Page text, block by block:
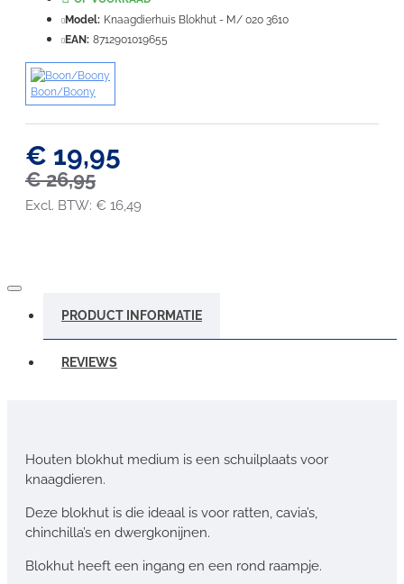
Slecht Goed
€ 19,95
€ 26,95
Excl. BTW: € 16,49
Model: Knaagdierhuis Blokhut - M/ 020 3610
EAN: 8712901019655
Boon/Boony
PRODUCT INFORMATIE
REVIEWS
Houten blokhut medium is een schuilplaats voor
knaagdieren.
Deze blokhut is die ideaal is voor ratten, cavia’s,
chinchilla’s en dwergkonijnen.
Blokhut heeft een ingang en een rond raampje.